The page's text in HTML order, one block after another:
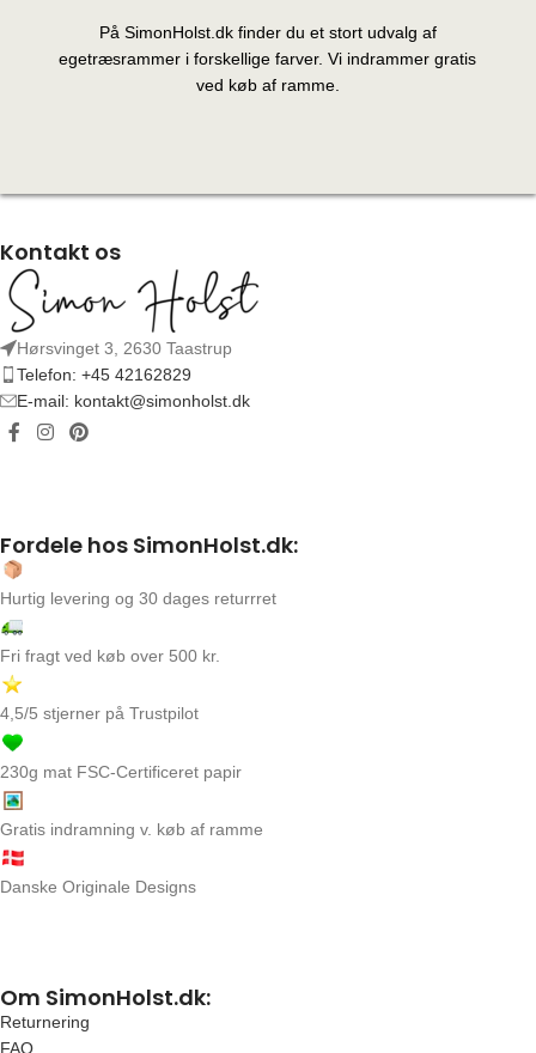
På SimonHolst.dk finder du et stort udvalg af
egetræsrammer i forskellige farver. Vi indrammer gratis
ved køb af ramme.
Kontakt os
Hørsvinget 3, 2630 Taastrup
Telefon: +45 42162829
E-mail: kontakt@simonholst.dk
Fordele hos SimonHolst.dk:
Hurtig levering og 30 dages returrret
Fri fragt ved køb over 500 kr.
4,5/5 stjerner på Trustpilot
230g mat FSC-Certificeret papir
Gratis indramning v. køb af ramme
Danske Originale Designs
Om SimonHolst.dk:
Returnering
FAQ